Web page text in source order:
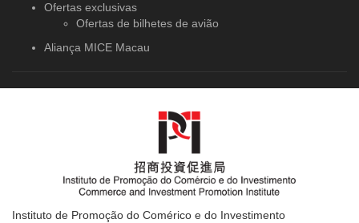
Ofertas exclusivas
Ofertas de bilhetes de avião
Aliança MICE Macau
Instituto de Promoção do Comérico e do Investimento